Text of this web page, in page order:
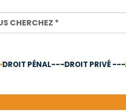
DROIT PÉNAL---DROIT PRIVÉ ---